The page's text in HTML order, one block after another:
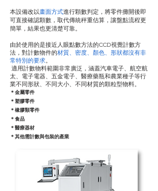
本設備改以畫面方式進行顆數判定，將零件攤開後即
可直接確認顆數，取代傳統秤重估算，讓盤點流程更
簡單，結果也更清楚可靠。
由於使用的是接近人眼點數方法的CCD視覺計數方
法，對計數物件的材質、密度、顏色、形狀都沒有非
常特別的要求。
適用計數物料範圍非常廣泛，涵蓋汽車電子、航空航
太、電子電器、五金電子、醫療藥瓶和農業種子等行
業不同形狀、不同大小、不同材質的顆粒型物料。
＊金屬零件
＊塑膠零件
＊橡膠類零件
＊食品
＊醫療器材
＊其他需計數與包裝的產業